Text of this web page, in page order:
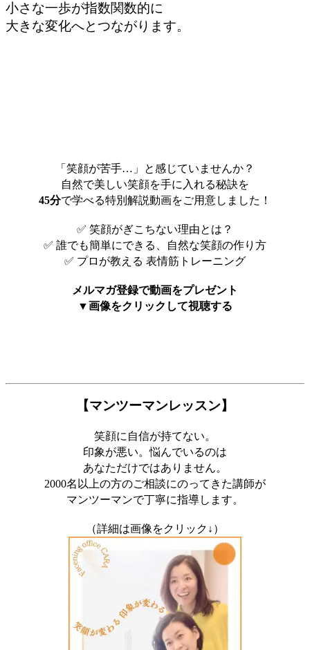
小さな一歩が指数関数的に
大きな変化へとつながります。
「笑顔が苦手…」と感じていませんか？
自然で美しい笑顔を手に入れる秘訣を
45分で学べる特別解説動画をご用意しました！
✅ 笑顔がぎこちない理由とは？
✅ 誰でも簡単にできる、自然な笑顔の作り方
✅ プロが教える 表情筋トレーニング
メルマガ登録で動画をプレゼント
▼画像をクリックして視聴する
【マンツーマンレッスン】
笑顔に自信が持てない。
印象が悪い。悩んでいるのは
あなただけではありません。
2000名以上の方のご相談にのってきた講師が
マンツーマンで丁寧に指導します。
（詳細は画像をクリック↓）